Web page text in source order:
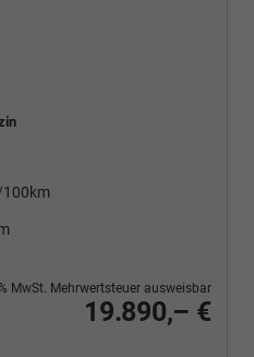
100km
19.890,– €
MwSt. Mehrwertsteuer ausweisbar